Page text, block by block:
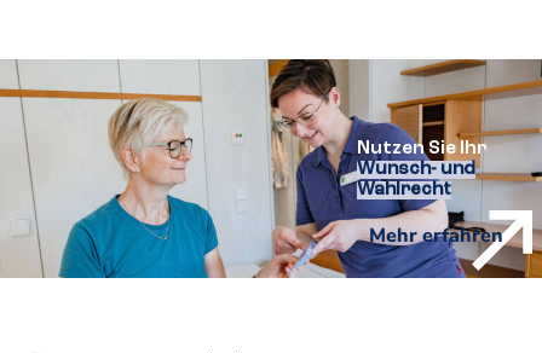
Nutzen Sie Ihr
Wunsch- und
Wahlrecht
Mehr erfahren